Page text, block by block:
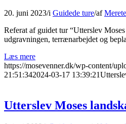
20. juni 2023/i Guidede ture/af
Referat af guidet tur “Utterslev
udgravningen, terrænarbejdet og
Læs mere
https://mosevenner.dk/wp-content/
21:51:342024-03-17 13:39:21
Utterslev Moses